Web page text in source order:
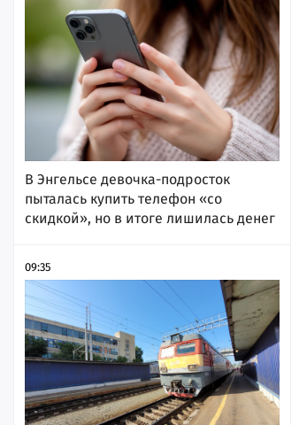
В Энгельсе девочка-подросток
пыталась купить телефон «со
скидкой», но в итоге лишилась денег
09:35